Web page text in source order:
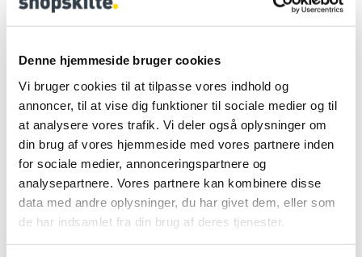
Denne hjemmeside bruger cookies
Vi bruger cookies til at tilpasse vores indhold og
annoncer, til at vise dig funktioner til sociale medier og til
at analysere vores trafik. Vi deler også oplysninger om
din brug af vores hjemmeside med vores partnere inden
for sociale medier, annonceringspartnere og
analysepartnere. Vores partnere kan kombinere disse
data med andre oplysninger, du har givet dem, eller som
de har indsamlet fra din brug af deres tjenester.
Kridttavle 60×100 cm – Elegant
kridttavle i sortbejset træ
Denne kridttavle er designet til både professionel og
privat brug.
En klassisk kridttavle med sortbejset træramme
giver et stilrent udtryk, der passer perfekt ind i
moderne miljøer.
Tavlen fås også med naturellermørktræramme
ideel til menukort og tilbud.
Mange virksomheder vælger netop en kridttavle,